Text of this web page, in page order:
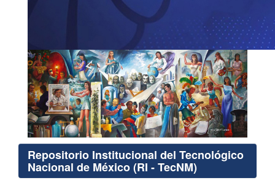
Repositorio Institucional del Tecnológico
Nacional de México (RI - TecNM)